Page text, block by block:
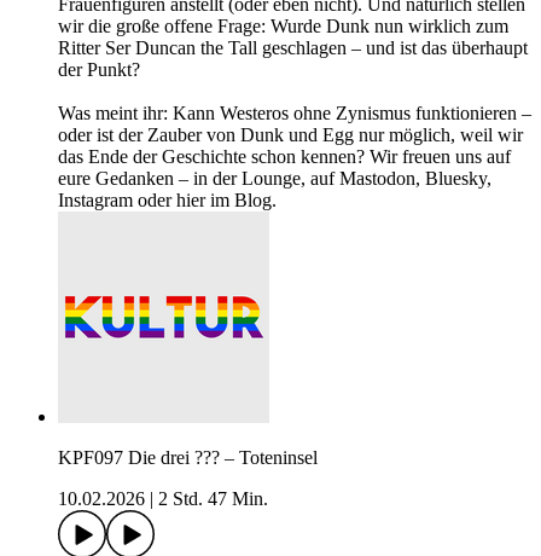
Frauenfiguren anstellt (oder eben nicht). Und natürlich stellen
wir die große offene Frage: Wurde Dunk nun wirklich zum
Ritter Ser Duncan the Tall geschlagen – und ist das überhaupt
der Punkt?
Was meint ihr: Kann Westeros ohne Zynismus funktionieren –
oder ist der Zauber von Dunk und Egg nur möglich, weil wir
das Ende der Geschichte schon kennen? Wir freuen uns auf
eure Gedanken – in der Lounge, auf Mastodon, Bluesky,
Instagram oder hier im Blog.
KPF097 Die drei ??? – Toteninsel
10.02.2026
2 Std. 47 Min.